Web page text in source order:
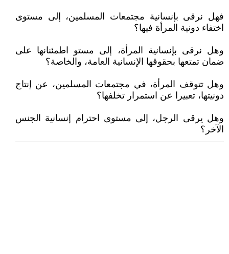
فهل نرقى بإنسانية مجتمعات المسلمين، إلى مستوى
اختفاء دونية المرأة فيها؟
وهل نرقى بإنسانية المرأة، إلى مستو اطمئنانها على
ضمان تمتعها بحقوقها الإنسانية العامة، والخاصة؟
وهل تتوقف المرأة، في مجتمعات المسلمين، عن إنتاج
دونيتها، تعبيرا عن استمرار تخلفها؟
وهل يرقى الرجل، إلى مستوى احترام إنسانية الجنس
الآخر؟